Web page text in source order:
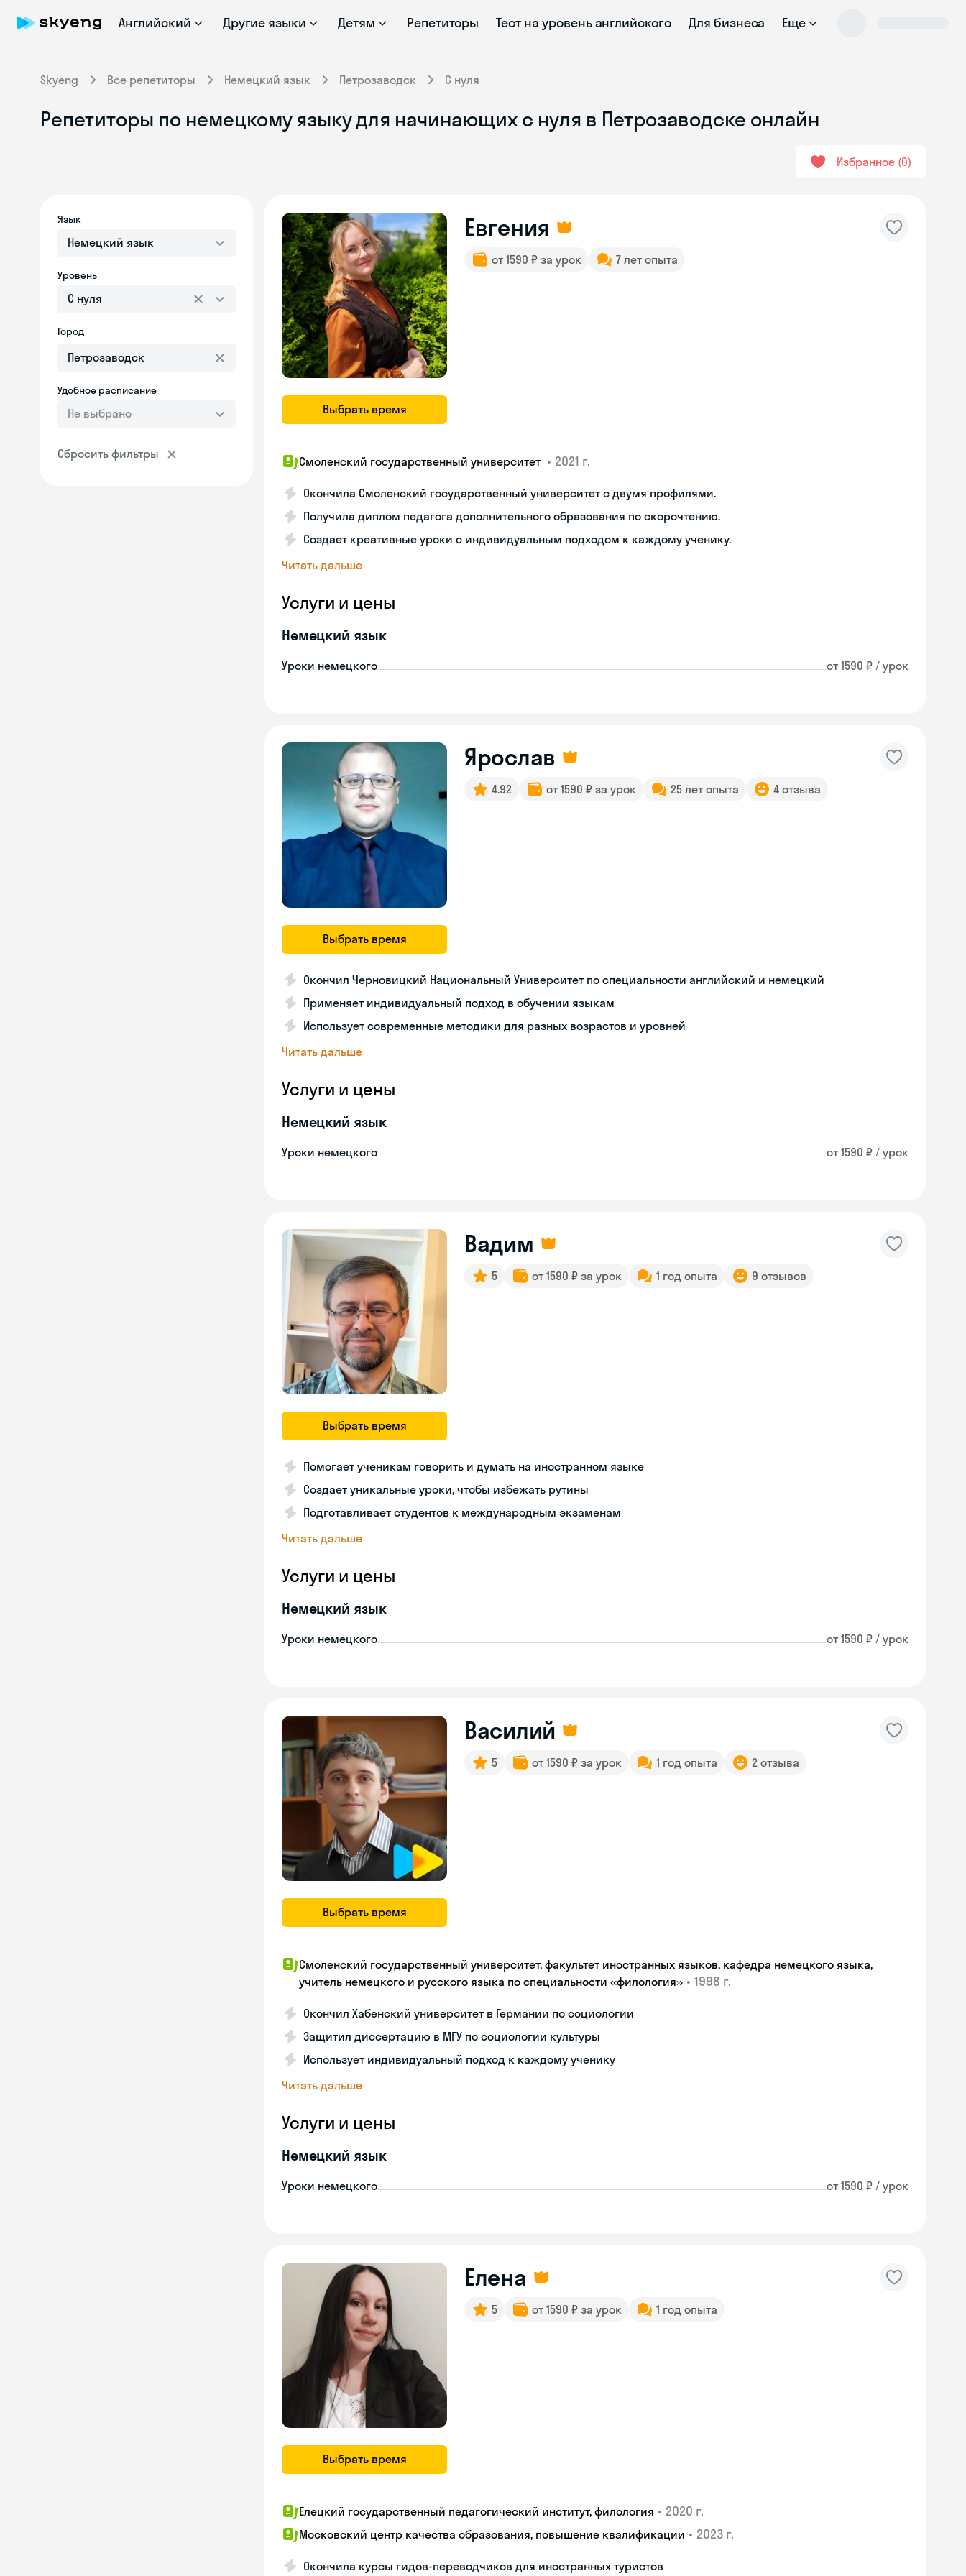
Английский Другие языки Детям Репетиторы Тест на уровень английского Для бизнеса Еще
Skyeng Все репетиторы Немецкий язык Петрозаводск С нуля
Репетиторы по немецкому языку для начинающих с нуля в Петрозаводске онлайн
Избранное 0
Язык
Немецкий язык
Уровень
С нуля
Город
Удобное расписание
Не выбрано
Сбросить фильтры
Выбрать время
Евгения
от 1590 ₽ за урок 7 лет опыта
Смоленский государственный университет • 2021 г.
Окончила Смоленский государственный университет с двумя профилями.
Получила диплом педагога дополнительного образования по скорочтению.
Создает креативные уроки с индивидуальным подходом к каждому ученику.
Читать дальше
Услуги и цены
Немецкий язык
Уроки немецкого от 1590 ₽ / урок
Выбрать время
Ярослав
4.92 от 1590 ₽ за урок 25 лет опыта 4 отзыва
Окончил Черновицкий Национальный Университет по специальности английский и немецкий
Применяет индивидуальный подход в обучении языкам
Использует современные методики для разных возрастов и уровней
Читать дальше
Услуги и цены
Немецкий язык
Уроки немецкого от 1590 ₽ / урок
Выбрать время
Вадим
5 от 1590 ₽ за урок 1 год опыта 9 отзывов
Помогает ученикам говорить и думать на иностранном языке
Создает уникальные уроки, чтобы избежать рутины
Подготавливает студентов к международным экзаменам
Читать дальше
Услуги и цены
Немецкий язык
Уроки немецкого от 1590 ₽ / урок
Выбрать время
Василий
5 от 1590 ₽ за урок 1 год опыта 2 отзыва
Смоленский государственный университет, факультет иностранных языков, кафедра немецкого языка,
учитель немецкого и русского языка по специальности «филология» • 1998 г.
Окончил Хабенский университет в Германии по социологии
Защитил диссертацию в МГУ по социологии культуры
Использует индивидуальный подход к каждому ученику
Читать дальше
Услуги и цены
Немецкий язык
Уроки немецкого от 1590 ₽ / урок
Выбрать время
Елена
5 от 1590 ₽ за урок 1 год опыта
Елецкий государственный педагогический институт, филология • 2020 г.
Московский центр качества образования, повышение квалификации • 2023 г.
Окончила курсы гидов-переводчиков для иностранных туристов